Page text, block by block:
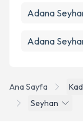
Ana Sayfa
Seyhan
Adana
Adana